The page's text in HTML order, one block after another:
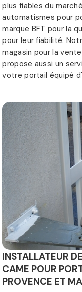
plus fiables du
automatismes pour
marque BFT pour la
pour leur fiabilité.
magasin pour la
propose aussi un
votre portail équipé
INSTALLATEUR
CAME POUR
PROVENCE ET